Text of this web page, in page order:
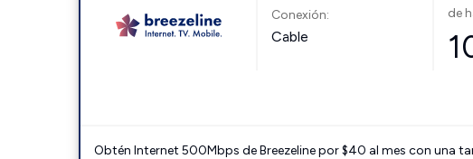
Conexión:
Cable
de
Obtén Internet 500Mbps de Breezeline por $40 al mes con una